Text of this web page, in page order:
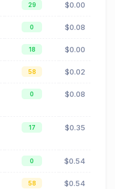
29 $0.00
0 $0.08
18 $0.00
58 $0.02
0 $0.08
17 $0.35
0 $0.54
58 $0.54